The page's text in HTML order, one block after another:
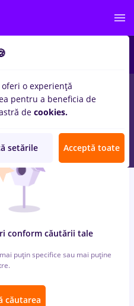
Part timein
inIT / Telecom
conform căutării tale
puțin specifice sau mai puține
căutarea
o experiență
pentru a beneficia de
de cookies.
setările Acceptă toate